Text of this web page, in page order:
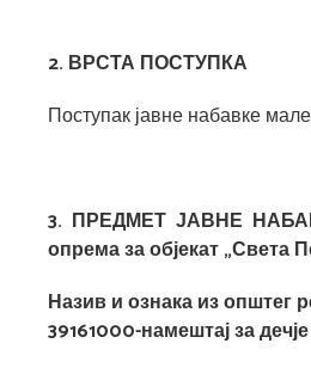
2. ВРСТА ПОСТУПКА
Поступак јавне набавке
3. ПРЕДМЕТ ЈАВНЕ
опрема за објекат „Света
Назив и ознака из општег
39161000-намештај за